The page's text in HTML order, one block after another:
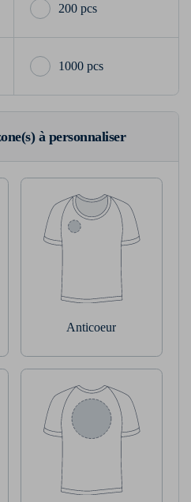
200 pcs
1000 pcs
à personnaliser
Anticoeur